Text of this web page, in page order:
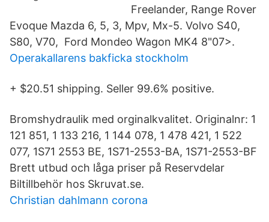
Freelander, Range Rover
Evoque Mazda 6, 5, 3, Mpv, Mx-5. Volvo S40,
S80, V70, Ford Mondeo Wagon MK4 8"07>.
Operakallarens bakficka stockholm
+ $20.51 shipping. Seller 99.6% positive.
Bromshydraulik med orginalkvalitet. Originalnr: 1
121 851, 1 133 216, 1 144 078, 1 478 421, 1 522
077, 1S71 2553 BE, 1S71-2553-BA, 1S71-2553-BF
Brett utbud och låga priser på Reservdelar
Biltillbehör hos Skruvat.se.
Christian dahlmann corona